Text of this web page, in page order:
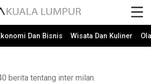
Dan Bisnis Wisata Dan Kuliner
berita tentang inter milan.